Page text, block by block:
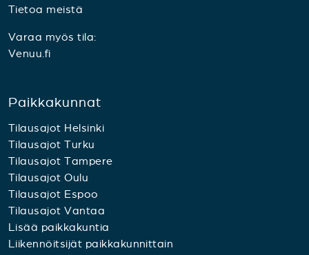
Tietoa meistä
Varaa myös tila:
Venuu.fi
Paikkakunnat
Tilausajot Helsinki
Tilausajot Turku
Tilausajot Tampere
Tilausajot Oulu
Tilausajot Espoo
Tilausajot Vantaa
Lisää paikkakuntia
Liikennöitsijät paikkakunnittain